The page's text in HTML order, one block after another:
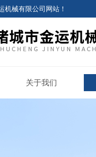
机械有限公司网站 ！
关于我们